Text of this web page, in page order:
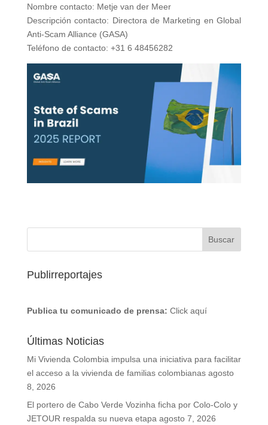
Nombre contacto: Metje van der Meer
Descripción contacto: Directora de Marketing en Global
Anti-Scam Alliance (GASA)
Teléfono de contacto: +31 6 48456282
Publirreportajes
Publica tu comunicado de prensa: Click aquí
Últimas Noticias
Mi Vivienda Colombia impulsa una iniciativa para facilitar
el acceso a la vivienda de familias colombianas agosto
8, 2026
El portero de Cabo Verde Vozinha ficha por Colo-Colo y
JETOUR respalda su nueva etapa agosto 7, 2026